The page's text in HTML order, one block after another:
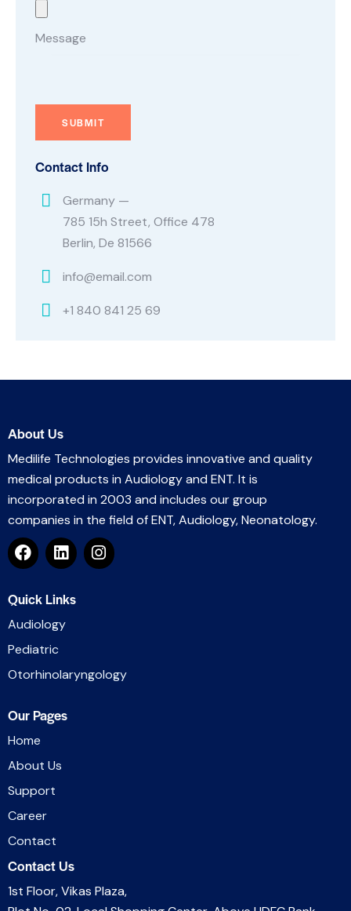
Contact Info
Germany —
785 15h Street, Office 478
Berlin, De 81566
info@email.com
+1 840 841 25 69
About Us
Medilife Technologies provides innovative and quality
medical products in Audiology and ENT. It is
incorporated in 2003 and includes our group
companies in the field of ENT, Audiology, Neonatology.
Quick Links
Audiology
Pediatric
Otorhinolaryngology
Our Pages
Home
About Us
Support
Career
Contact
Contact Us
1st Floor, Vikas Plaza,